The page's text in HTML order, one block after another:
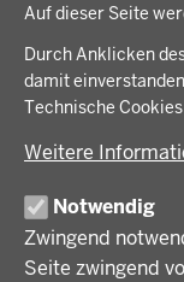
Auf dieser Seite
Durch Anklicken
damit
Technische
Weitere
Notwendig
Zwingend
Seite zwingend
der
Fußzeile
Bauen, Planen und
Bildung, Schule und
Regionalplanung
Wirtschaft, Kultur
IM FOKUS
Energiewende AG
Zusammenarbeit
Regierungsbezirk
Geschichte und
Behördenleitung
Förderlotsinnen
KARRIERE UND